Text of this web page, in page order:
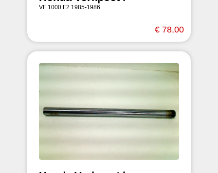
VF 1000 F2 1985-1986
€ 78,00